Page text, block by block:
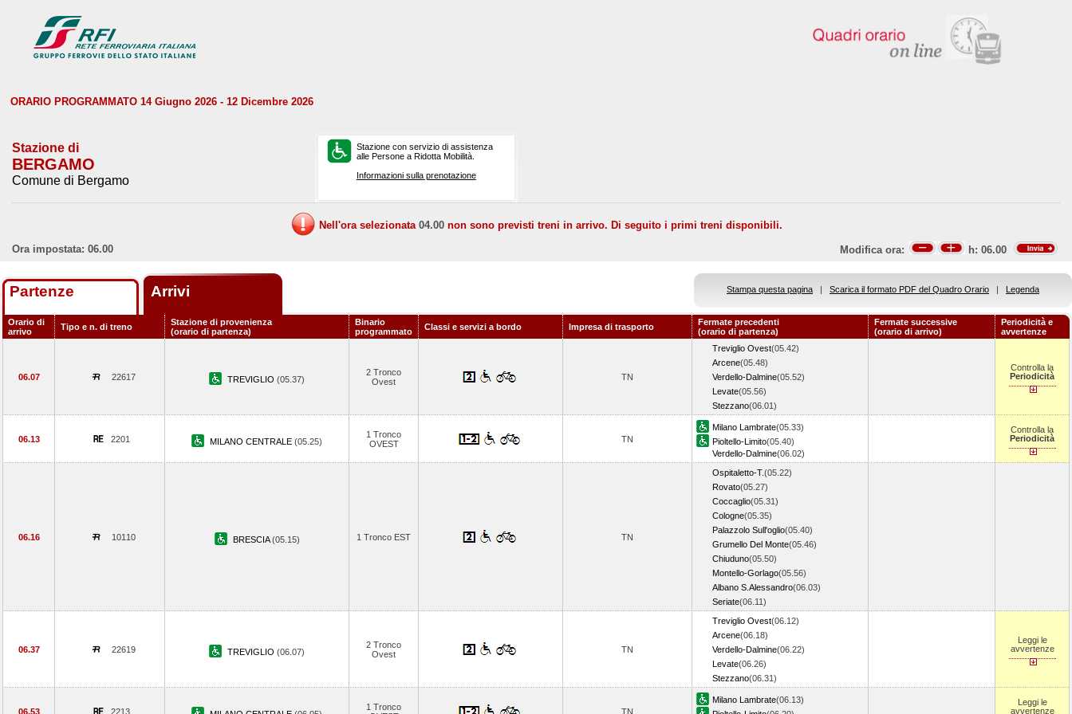
ORARIO PROGRAMMATO 14 Giugno 2026 - 12 Dicembre 2026
Stazione di
BERGAMO
Comune di Bergamo
Stazione con servizio di assistenza
alle Persone a Ridotta Mobilità.
Informazioni sulla prenotazione
Nell'ora selezionata 04.00 non sono previsti treni in arrivo. Di seguito i primi treni disponibili.
Ora impostata: 06.00
Modifica ora: h: 06.00
Partenze Arrivi Stampa questa pagina | Scarica il formato PDF del Quadro Orario | Legenda
Orario di
arrivo
Tipo e n. di treno
Stazione di provenienza
(orario di partenza)
Binario
programmato
Classi e servizi a bordo Impresa di trasporto
Fermate precedenti
(orario di partenza)
Fermate successive
(orario di arrivo)
Periodicità e
avvertenze
06.07 22617 TREVIGLIO (05.37)
2 Tronco
Ovest
TN
Treviglio Ovest(05.42)
Arcene(05.48)
Verdello-Dalmine(05.52)
Levate(05.56)
Stezzano(06.01)
Controlla la
Periodicità
06.13 2201 MILANO CENTRALE (05.25)
1 Tronco
OVEST
TN
Milano Lambrate(05.33)
Pioltello-Limito(05.40)
Verdello-Dalmine(06.02)
Controlla la
Periodicità
06.16 10110 BRESCIA(05.15) 1 Tronco EST TN
Ospitaletto-T.(05.22)
Rovato(05.27)
Coccaglio(05.31)
Cologne(05.35)
Palazzolo Sull'oglio(05.40)
Grumello Del Monte(05.46)
Chiuduno(05.50)
Montello-Gorlago(05.56)
Albano S.Alessandro(06.03)
Seriate(06.11)
06.37 22619 TREVIGLIO (06.07)
2 Tronco
Ovest
TN
Treviglio Ovest(06.12)
Arcene(06.18)
Verdello-Dalmine(06.22)
Levate(06.26)
Stezzano(06.31)
Leggi le
avvertenze
06.53 2213
1 Tronco
TN
Milano Lambrate(06.13)
Leggi le
avvertenze